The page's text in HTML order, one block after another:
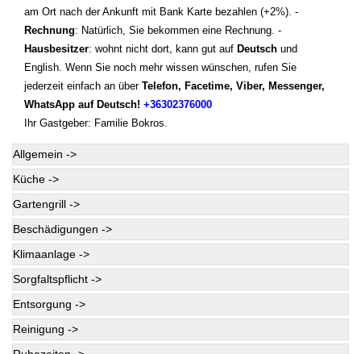
am Ort nach der Ankunft mit Bank Karte bezahlen (+2%). -
Rechnung: Natürlich, Sie bekommen eine Rechnung. -
Hausbesitzer: wohnt nicht dort, kann gut auf Deutsch und
English. Wenn Sie noch mehr wissen wünschen, rufen Sie
jederzeit einfach an über Telefon, Facetime, Viber, Messenger,
WhatsApp auf Deutsch! +36302376000
Ihr Gastgeber: Familie Bokros.
Allgemein ->
Küche ->
Gartengrill ->
Beschädigungen ->
Klimaanlage ->
Sorgfaltspflicht ->
Entsorgung ->
Reinigung ->